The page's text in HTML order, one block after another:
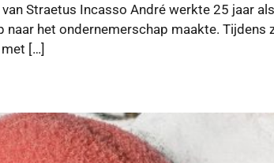
Straetus Incasso André werkte 25 jaar
het ondernemerschap maakte. Tijdens
[…]